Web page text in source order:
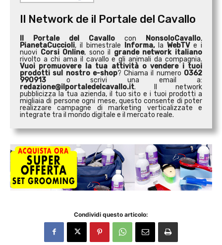
Il Network de il Portale del Cavallo
Il Portale del Cavallo con NonsoloCavallo,
PianetaCuccioli, il bimestrale Informa,laWebTVe i
nuovi Corsi Online, sono il grande network italiano
rivolto a chi ama il cavallo e gli animali da compagnia.
Vuoi promuovere la tua attività ovendere i tuoi
prodotti sul nostro e-shop? Chiama il numero 0362
990913 o scrivi una email a:
redazione@ilportaledelcavallo.it. Il network
pubblicizza la tua azienda, il tuo sito e i tuoi prodotti a
migliaia di persone ogni mese, questo consente di poter
realizzare campagne di marketing verticalizzate e
integrate tra il mondo digitale e il mercato reale.
Condividi questo articolo: